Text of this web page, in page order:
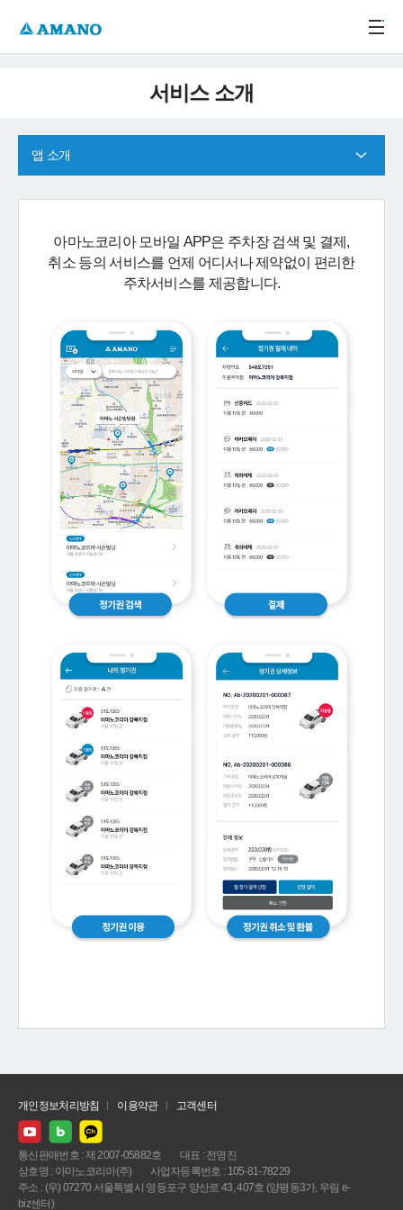
서비스 소개
앱 소개
아마노코리아 모바일 APP은 주차장 검색 및 결제,
취소 등의 서비스를 언제 어디서나 제약없이 편리한
주차서비스를 제공합니다.
개인정보처리방침 이용약관 고객센터
통신판매번호 : 제 2007-05882호
대표 : 전명진
상호명 : 아마노코리아(주)
사업자등록번호 : 105-81-78229
주소 : (우) 07270 서울특별시 영등포구 양산로 43, 407호 (양평동3가, 우림 e-
biz센터)